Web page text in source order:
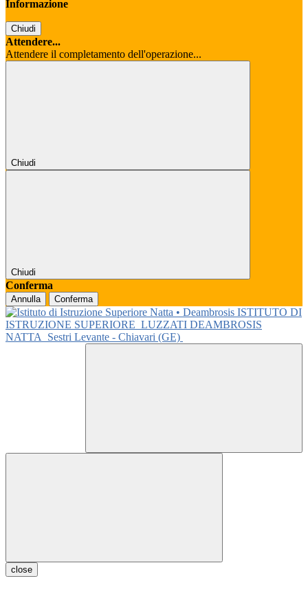
Informazione
Chiudi
Attendere...
Attendere il completamento dell'operazione...
Chiudi
Chiudi
Conferma
Annulla Conferma
ISTITUTO DI
ISTRUZIONE SUPERIORE LUZZATI DEAMBROSIS
NATTA
Sestri Levante - Chiavari (GE)
close